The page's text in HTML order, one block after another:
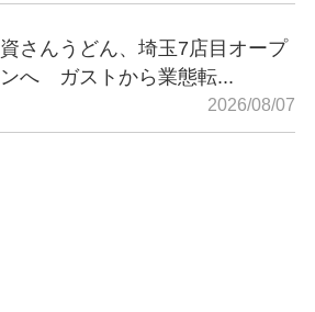
資さんうどん、埼玉7店目オープ
ンへ ガストから業態転...
2026/08/07